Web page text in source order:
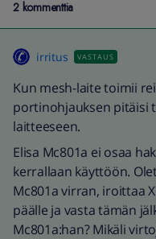
2 kommenttia
irritus VASTAUS
Kun mesh-laite toimii
portinohjauksen pitäisi
laitteeseen.
Elisa Mc801a ei osaa
kerrallaan käyttöön.
Mc801a virran, iroittaa
päälle ja vasta tämän
Mc801a:han? Mikäli